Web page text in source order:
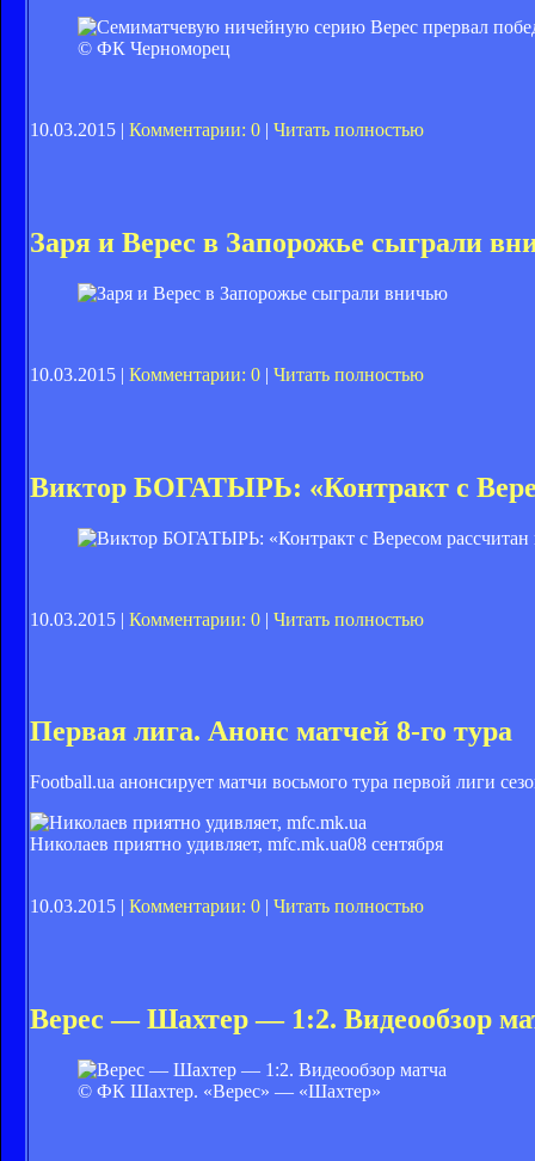
© ФК Черноморец
10.03.2015 | Комментарии: 0 | Читать полностью
Заря и Верес в Запорожье сыграли
10.03.2015 | Комментарии: 0 | Читать полностью
Виктор БОГАТЫРЬ: «Контракт с
10.03.2015 | Комментарии: 0 | Читать полностью
​Первая лига. Анонс матчей 8-го тура
Football.ua анонсирует матчи восьмого тура первой лиги
Николаев приятно удивляет, mfc.mk.ua08 сентября
10.03.2015 | Комментарии: 0 | Читать полностью
Верес — Шахтер — 1:2. Видеообзор
© ФК Шахтер. «Верес» — «Шахтер»